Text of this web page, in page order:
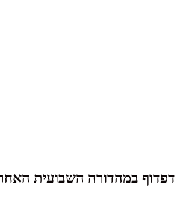
דפדוף במהדורה השבועית